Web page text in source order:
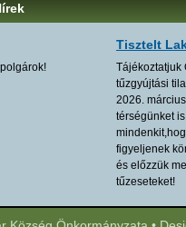
Tisztelt
Tájékoztatjuk
tűzgyújtási
2026.
térségünket
figyeljenek
és előzzük
tűzeseteket!